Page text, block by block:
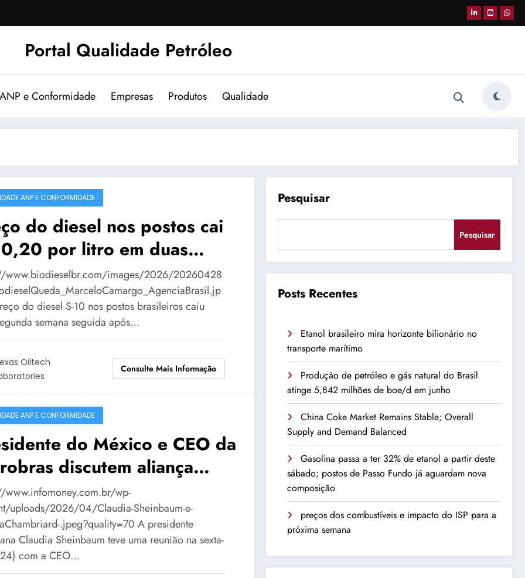
Portal Qualidade Petróleo
e Conformidade Empresas Produtos Qualidade
ANP E CONFORMIDADE
do diesel nos postos cai
por litro em duas
diz ANP
www.biodieselbr.com/images/2026/20260428
do diesel S-10 nos postos brasileiros caiu
semana seguida após…
Oiltech
Consulte Mais Informação
ANP E CONFORMIDADE
do México e CEO da
discutem aliança
estatais
www.infomoney.com.br/wp-
uploads/2026/04/Claudia-Sheinbaum-e-
.jpeg?quality=70 A presidente
Claudia Sheinbaum teve uma reunião na sexta-
com a CEO…
Pesquisar
Pesquisar
Posts Recentes
Etanol brasileiro mira horizonte bilionário no
transporte marítimo
Produção de petróleo e gás natural do Brasil
atinge 5,842 milhões de boe/d em junho
China Coke Market Remains Stable; Overall
Supply and Demand Balanced
Gasolina passa a ter 32% de etanol a partir deste
sábado; postos de Passo Fundo já aguardam nova
composição
preços dos combustíveis e impacto do ISP para a
próxima semana